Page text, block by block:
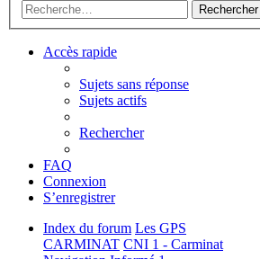
Rechercher
Accès rapide
Sujets sans réponse
Sujets actifs
Rechercher
FAQ
Connexion
S’enregistrer
Index du forum Les GPS
CARMINAT CNI 1 - Carminat